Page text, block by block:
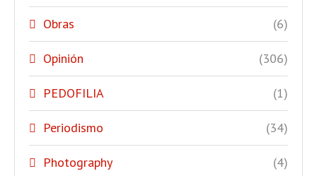
Obras (6)
Opinión (306)
PEDOFILIA (1)
Periodismo (34)
Photography (4)